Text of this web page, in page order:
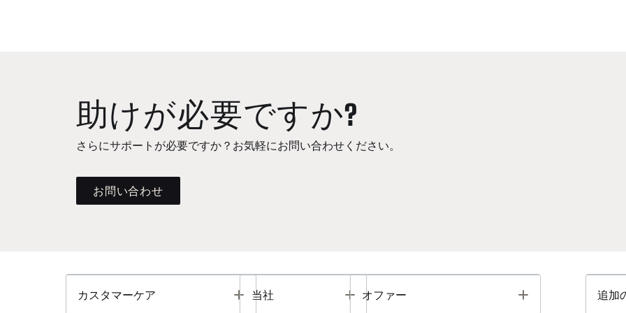
助けが必要ですか?
さらにサポートが必要ですか？お気軽にお問い合わせください。
お問い合わせ
カスタマーケア Toggle
当社 Toggle
オファー Toggle 追加